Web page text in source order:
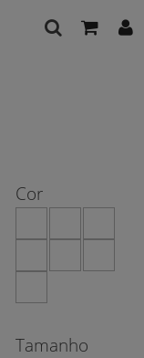
Cor
Tamanho